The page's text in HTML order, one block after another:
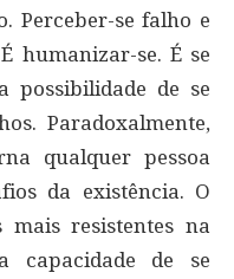
Perceber-se falho e
humanizar-se. É se
possibilidade de se
Paradoxalmente,
qualquer pessoa
da existência. O
resistentes na
capacidade de se